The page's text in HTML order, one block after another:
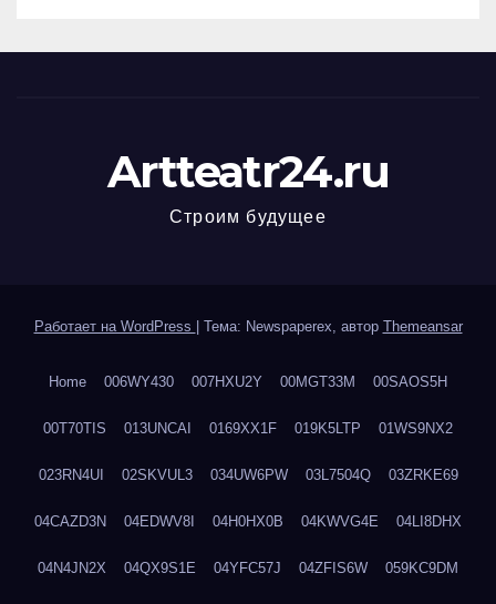
Artteatr24.ru
Строим будущее
Работает на WordPress Тема: Newspaperex, автор Themeansar
Home 006WY430 007HXU2Y 00MGT33M 00SAOS5H
00T70TIS 013UNCAI 0169XX1F 019K5LTP 01WS9NX2
023RN4UI 02SKVUL3 034UW6PW 03L7504Q 03ZRKE69
04CAZD3N 04EDWV8I 04H0HX0B 04KWVG4E 04LI8DHX
04N4JN2X 04QX9S1E 04YFC57J 04ZFIS6W 059KC9DM